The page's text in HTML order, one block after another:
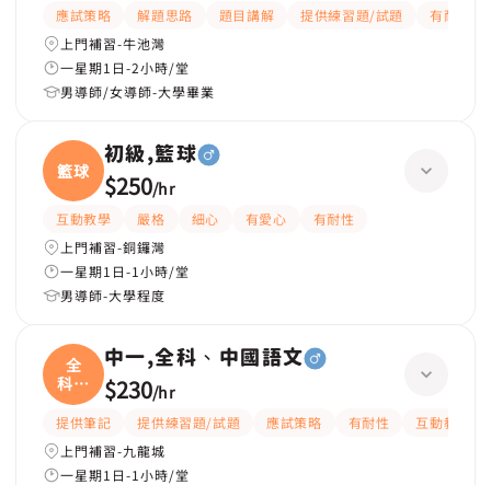
應試策略 解題思路 題目講解 提供練習題/試題
有耐性
上門補習-牛池灣
一星期1日-2小時/堂
男導師/女導師-大學畢業
籃球
初級,籃球
$250/hr
互動教學 嚴格 細心 有愛心
有耐性
上門補習-銅鑼灣
一星期1日-1小時/堂
男導師-大學程度
全
科、
中國
中一,全科、中國語文
$230/hr
提供筆記 提供練習題/試題 應試策略 有耐性
互動教學
上門補習-九龍城
一星期1日-1小時/堂